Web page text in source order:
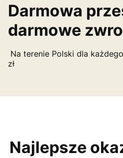
Darmowa
darmowe
Na terenie Polski dla
zł
Najlepsze